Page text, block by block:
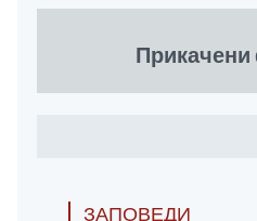
ЗАПОВЕДИ